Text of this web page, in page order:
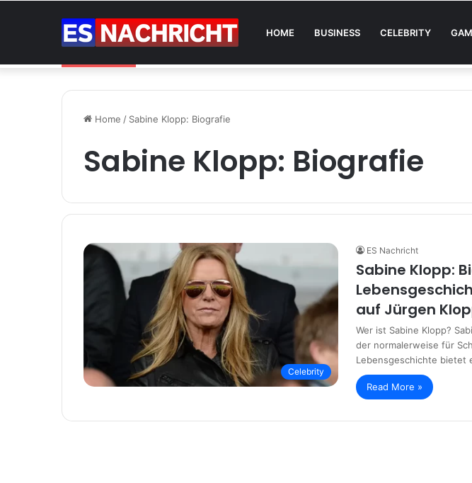
HOME BUSINESS CELEBRITY
Home / Sabine Klopp: Biografie
Sabine Klopp: Biografie
Celebrity
ES Nachricht
Sabine Klopp:
auf Jürgen
Wer ist Sabine Klopp?
der normalerweise für
Lebensgeschichte bietet
Read More »